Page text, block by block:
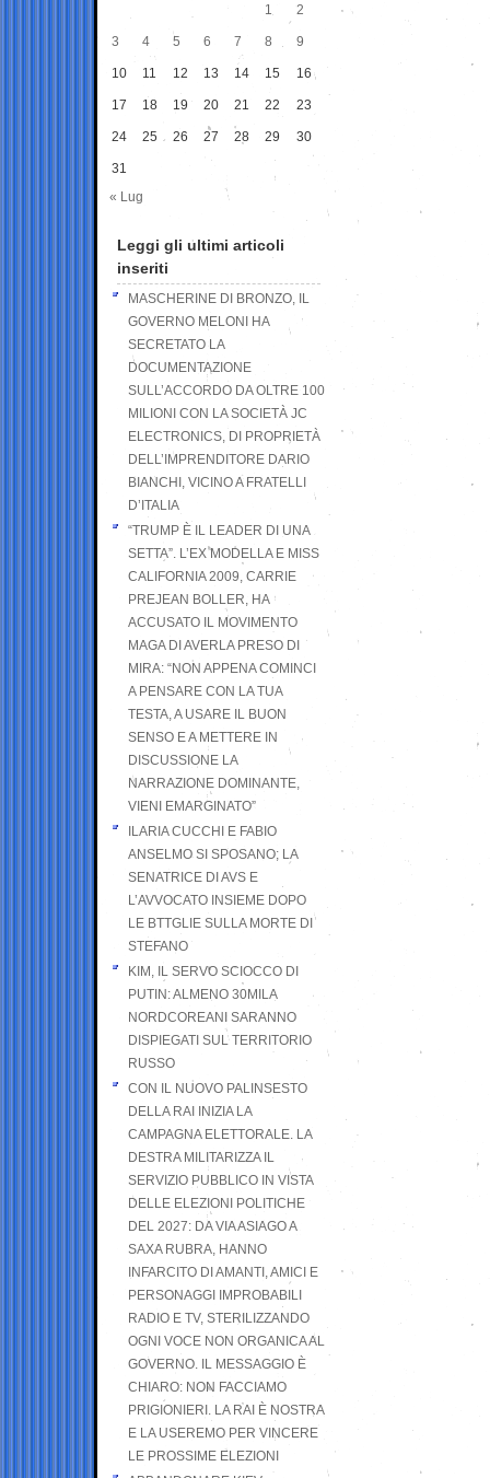
1
2
3 4 5 6 7 8 9
10 11 12 13 14 15 16
17 18 19 20 21 22 23
24 25 26 27 28 29 30
31
« Lug
Leggi gli ultimi articoli
inseriti
MASCHERINE DI BRONZO, IL
GOVERNO MELONI HA
SECRETATO LA
DOCUMENTAZIONE
SULL’ACCORDO DA OLTRE 100
MILIONI CON LA SOCIETÀ JC
ELECTRONICS, DI PROPRIETÀ
DELL’IMPRENDITORE DARIO
BIANCHI, VICINO A FRATELLI
D’ITALIA
“TRUMP È IL LEADER DI UNA
SETTA”. L’EX MODELLA E MISS
CALIFORNIA 2009, CARRIE
PREJEAN BOLLER, HA
ACCUSATO IL MOVIMENTO
MAGA DI AVERLA PRESO DI
MIRA: “NON APPENA COMINCI
A PENSARE CON LA TUA
TESTA, A USARE IL BUON
SENSO E A METTERE IN
DISCUSSIONE LA
NARRAZIONE DOMINANTE,
VIENI EMARGINATO”
ILARIA CUCCHI E FABIO
ANSELMO SI SPOSANO; LA
SENATRICE DI AVS E
L’AVVOCATO INSIEME DOPO
LE BTTGLIE SULLA MORTE DI
STEFANO
KIM, IL SERVO SCIOCCO DI
PUTIN: ALMENO 30MILA
NORDCOREANI SARANNO
DISPIEGATI SUL TERRITORIO
RUSSO
CON IL NUOVO PALINSESTO
DELLA RAI INIZIA LA
CAMPAGNA ELETTORALE. LA
DESTRA MILITARIZZA IL
SERVIZIO PUBBLICO IN VISTA
DELLE ELEZIONI POLITICHE
DEL 2027: DA VIA ASIAGO A
SAXA RUBRA, HANNO
INFARCITO DI AMANTI, AMICI E
PERSONAGGI IMPROBABILI
RADIO E TV, STERILIZZANDO
OGNI VOCE NON ORGANICA AL
GOVERNO. IL MESSAGGIO È
CHIARO: NON FACCIAMO
PRIGIONIERI. LA RAI È NOSTRA
E LA USEREMO PER VINCERE
LE PROSSIME ELEZIONI